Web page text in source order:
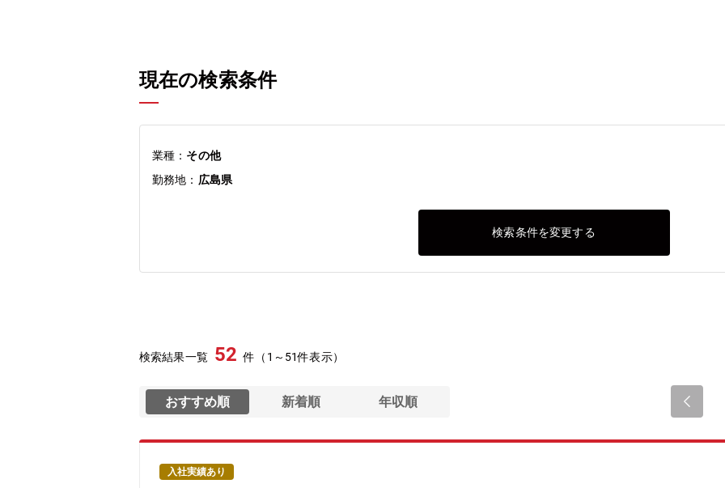
現在の検索条件
業種： その他
勤務地： 広島県
検索条件を変更する
検索結果一覧 52 件（1～51件表示）
おすすめ順 新着順 年収順
入社実績あり